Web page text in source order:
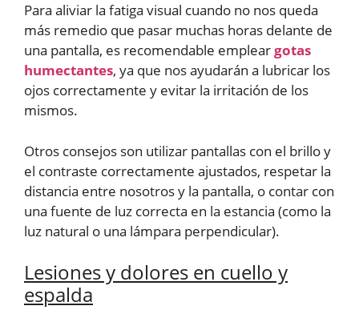
Para aliviar la fatiga visual cuando no nos queda
más remedio que pasar muchas horas delante de
una pantalla, es recomendable empleargotas
humectantes, ya que nos ayudarán a lubricar los
ojos correctamente y evitar la irritación de los
mismos.
Otros consejos son utilizar pantallas con el brillo y
el contraste correctamente ajustados, respetar la
distancia entre nosotros y la pantalla, o contar con
una fuente de luz correcta en la estancia (como la
luz natural o una lámpara perpendicular).
Lesiones y dolores en cuello y
espalda